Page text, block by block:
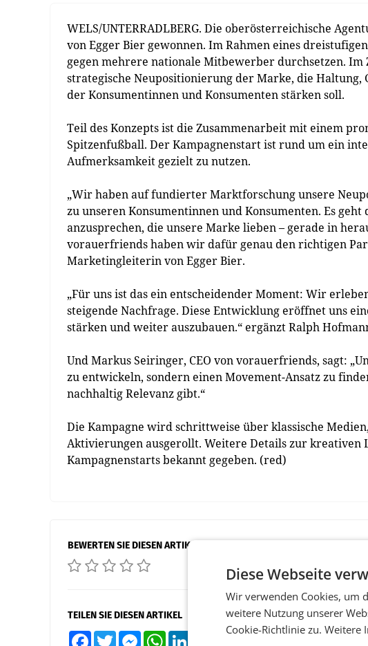
WELS/UNTERRADLBERG. Die oberösterreichische
von Egger Bier gewonnen. Im Rahmen eines
gegen mehrere nationale Mitbewerber durchsetzen.
strategische Neupositionierung der Marke, die
der Konsumentinnen und Konsumenten stärken soll.
Teil des Konzepts ist die Zusammenarbeit mit einem
Spitzenfußball. Der Kampagnenstart ist rund um ein
Aufmerksamkeit gezielt zu nutzen.
„Wir haben auf fundierter Marktforschung unsere
zu unseren Konsumentinnen und Konsumenten. Es
anzusprechen, die unsere Marke lieben – gerade in
vorauerfriends haben wir dafür genau den richtigen
Marketingleiterin von Egger Bier.
„Für uns ist das ein entscheidender Moment: Wir
steigende Nachfrage. Diese Entwicklung eröffnet uns
stärken und weiter auszubauen.“ ergänzt Ralph
Und Markus Seiringer, CEO von vorauerfriends, sagt:
zu entwickeln, sondern einen Movement-Ansatz zu
nachhaltig Relevanz gibt.“
Die Kampagne wird schrittweise über klassische
Aktivierungen ausgerollt. Weitere Details zur kreativen
Kampagnenstarts bekannt gegeben. (red)
BEWERTEN SIE DIESEN ARTIKEL
TEILEN SIE DIESEN ARTIKEL
FacebookTwitter MessengerWhatsApp XING Teilen
Diese Webseite
Wir verwenden Cookies, um
weitere Nutzung unserer
Cookie-Richtlinie zu. Weitere